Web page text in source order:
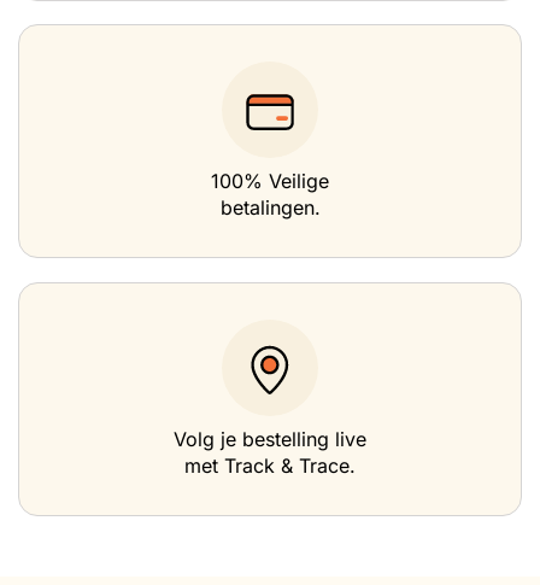
100% Veilige
betalingen.
Volg je bestelling live
met Track & Trace.